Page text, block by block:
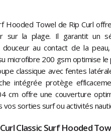
Hooded Towel de Rip Curl offre
sur la plage. Il garantit un
au contact de la
microfibre 200 gsm optimise
classique avec fentes
intégrée protège
cm offre une couverture
sorties surf ou activités
Classic Surf Hooded